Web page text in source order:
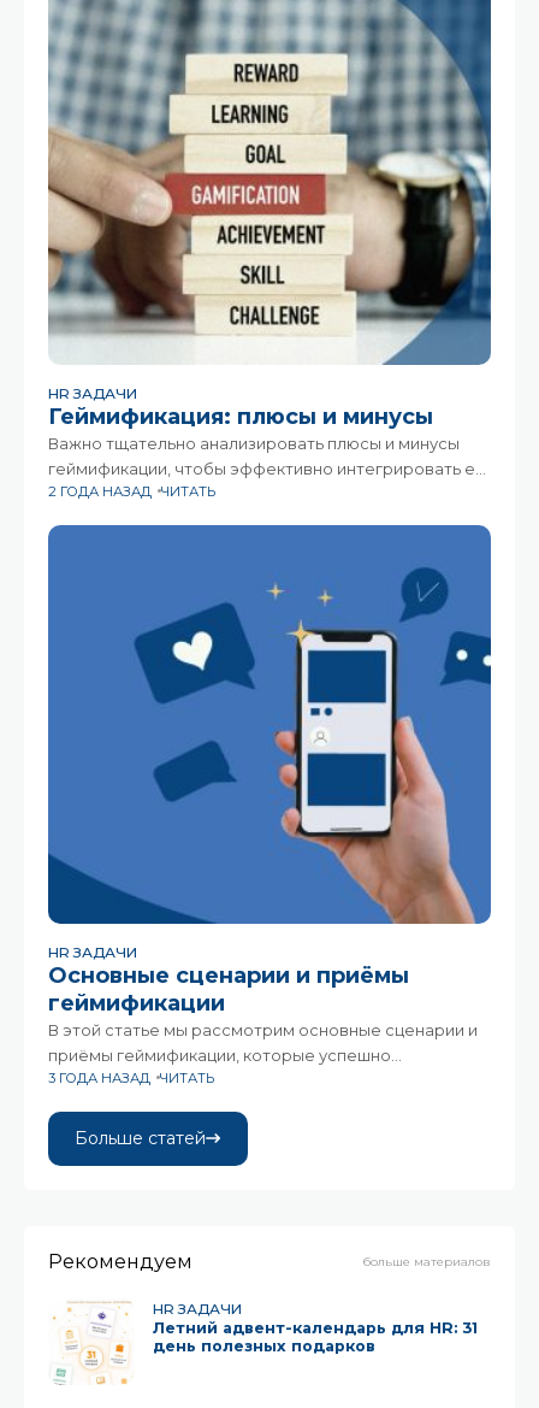
обучение, геймификация
HR ЗАДАЧИ
Геймификация: плюсы и минусы
Важно тщательно анализировать плюсы и минусы
геймификации, чтобы эффективно интегрировать её
в свои стратегии и процессы.Геймификация – это
2 ГОДА НАЗАД ЧИТАТЬ
HR ЗАДАЧИ
Основные сценарии и приёмы
геймификации
В этой статье мы рассмотрим основные сценарии и
приёмы геймификации, которые успешно
применяются в различных сферах
которая использует элементы игрового процесса
для улучшения участия, мотивации и вовлеченности
3 ГОДА НАЗАД ЧИТАТЬ
Больше статей
Рекомендуем больше материалов
HR ЗАДАЧИ
Летний адвент-календарь для HR: 31
день полезных подарков